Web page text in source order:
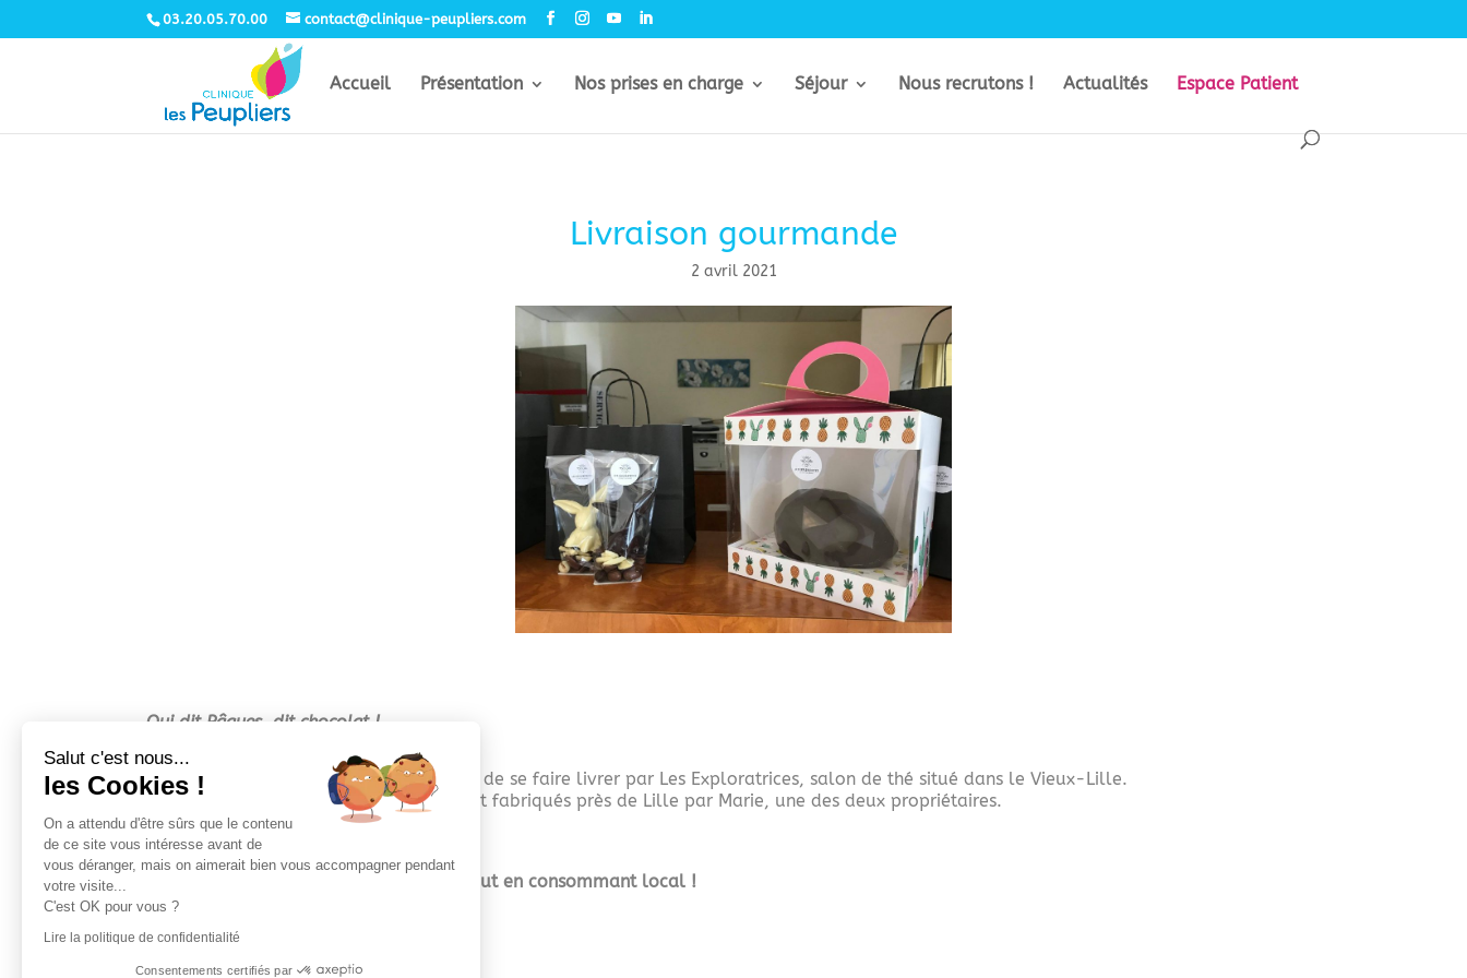
03.20.05.70.00 contact@clinique-peupliers.com
Accueil Présentation Nos prises en charge Séjour Nous recrutons ! Actualités Espace Patient
Livraison gourmande
2 avril 2021
Qui dit Pâques, dit chocolat !
Nos collaborateurs ont eu la possibilité de se faire livrer par Les Exploratrices, salon de thé situé dans le Vieux-Lille.
Les chocolats sont 100% faits-maison et fabriqués près de Lille par Marie, une des deux propriétaires.
Une belle occasion de se faire plaisir, tout en consommant local !
Salut c'est nous...
les Cookies !
On a attendu d'être sûrs que le contenu
de ce site vous intéresse avant de
vous déranger, mais on aimerait bien vous accompagner pendant
votre visite...
C'est OK pour vous ?
Lire la politique de confidentialité
Consentements certifiés par